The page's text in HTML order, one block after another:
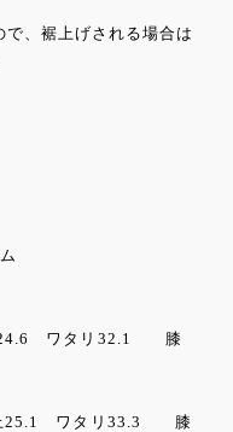
、裾上げされる場合は
24.6 ワタリ32.1 膝
25.1 ワタリ33.3 膝